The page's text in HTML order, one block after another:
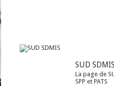
SUD SDMIS
La page de
SPP et PATS